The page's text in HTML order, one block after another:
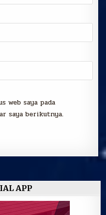
web saya pada
saya berikutnya.
APP